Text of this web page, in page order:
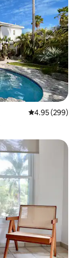
從 299 則評價
4.95 (299)